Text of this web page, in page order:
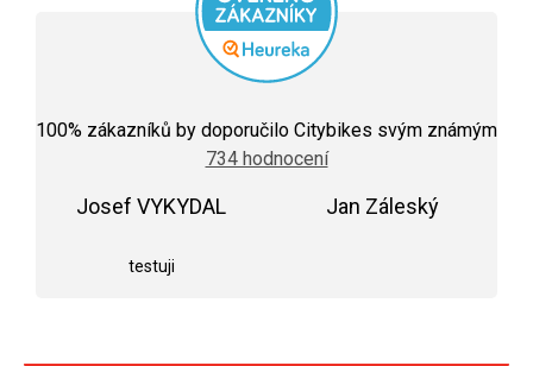
hodnocení
obchodu
je
100% zákazníků by doporučilo Citybikes svým známým
734 hodnocení
Josef VYKYDAL
testuji
Jan Záleský